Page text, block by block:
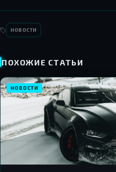
НОВОСТИ
ПОХОЖИЕ СТАТЬИ
НОВОСТИ